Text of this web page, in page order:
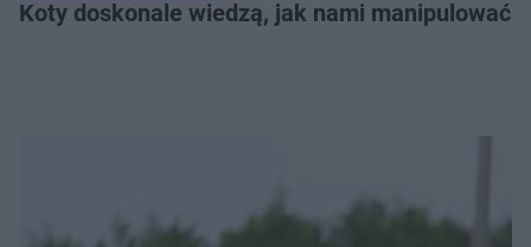
Koty doskonale wiedzą, jak nami